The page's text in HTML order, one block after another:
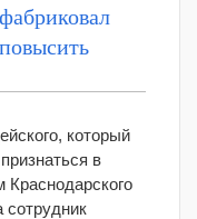
который
в
Краснодарского
сотрудник